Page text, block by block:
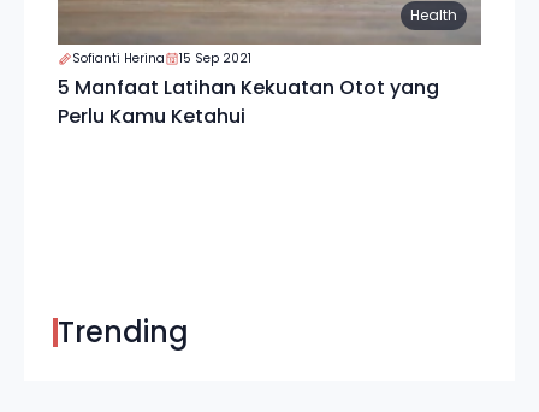
Health
Sofianti Herina 15 Sep 2021
5 Manfaat Latihan Kekuatan Otot yang
Perlu Kamu Ketahui
Trending